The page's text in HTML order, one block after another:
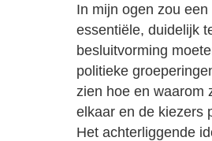
In mijn ogen zou
essentiële, duidelijk
besluitvorming
politieke
zien hoe en waarom
elkaar en de kiezers
Het achterliggende